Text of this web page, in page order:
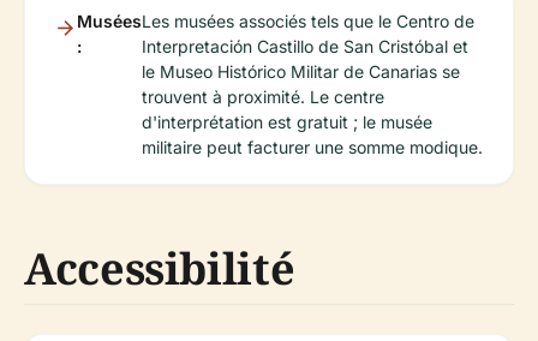
Musées
:
Les musées associés tels que le Centro de
Interpretación Castillo de San Cristóbal et
le Museo Histórico Militar de Canarias se
trouvent à proximité. Le centre
d'interprétation est gratuit ; le musée
militaire peut facturer une somme modique.
Accessibilité